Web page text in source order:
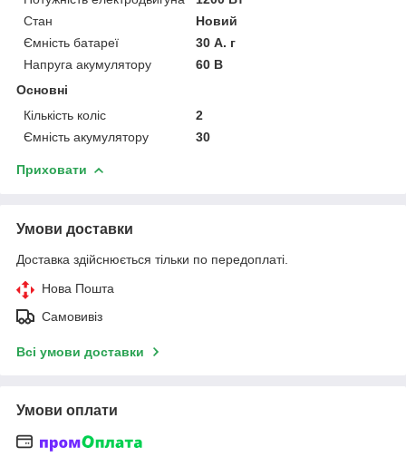
Стан
Новий
Ємність батареї
30 А. г
Напруга акумулятору
60 В
Основні
Кількість коліс
2
Ємність акумулятору
30
Приховати
Умови доставки
Доставка здійснюється тільки по передоплаті.
Нова Пошта
Самовивіз
Всі умови доставки
Умови оплати